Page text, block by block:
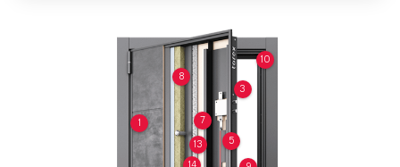
1
3
5
7
8
10
13